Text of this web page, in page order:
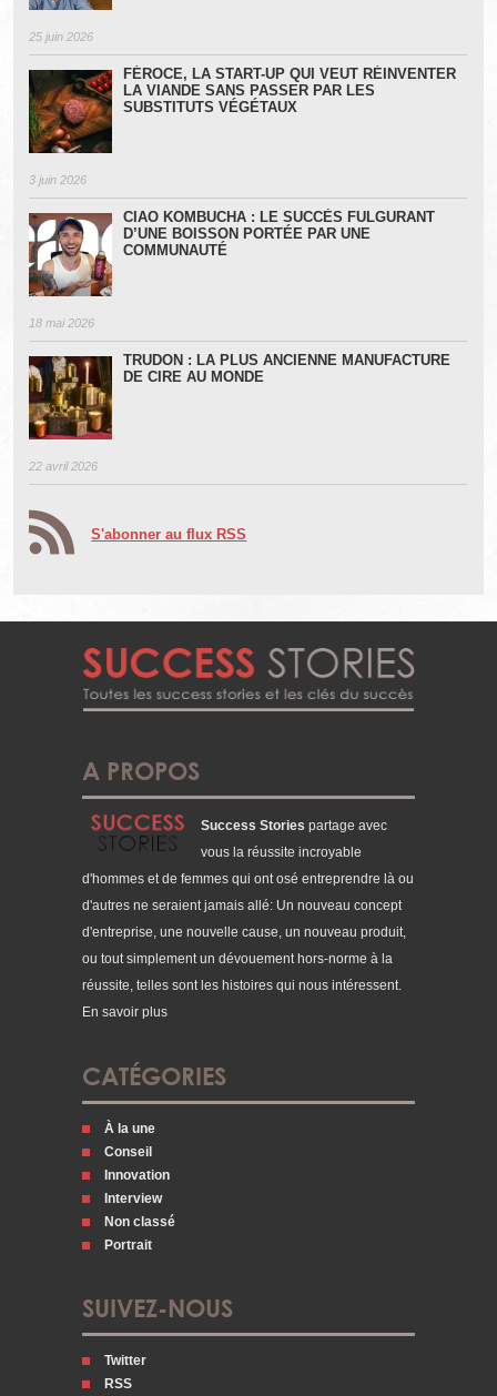
25 juin 2026
FÉROCE, LA START-UP QUI VEUT RÉINVENTER
LA VIANDE SANS PASSER PAR LES
SUBSTITUTS VÉGÉTAUX
3 juin 2026
CIAO KOMBUCHA : LE SUCCÈS FULGURANT
D’UNE BOISSON PORTÉE PAR UNE
COMMUNAUTÉ
18 mai 2026
TRUDON : LA PLUS ANCIENNE MANUFACTURE
DE CIRE AU MONDE
22 avril 2026
S'abonner au flux RSS
A PROPOS
Success Stories partage avec
vous la réussite incroyable
d'hommes et de femmes qui ont osé entreprendre là ou
d'autres ne seraient jamais allé: Un nouveau concept
d'entreprise, une nouvelle cause, un nouveau produit,
ou tout simplement un dévouement hors-norme à la
réussite, telles sont les histoires qui nous intéressent.
En savoir plus
CATÉGORIES
À la une
Conseil
Innovation
Interview
Non classé
Portrait
SUIVEZ-NOUS
Twitter
RSS